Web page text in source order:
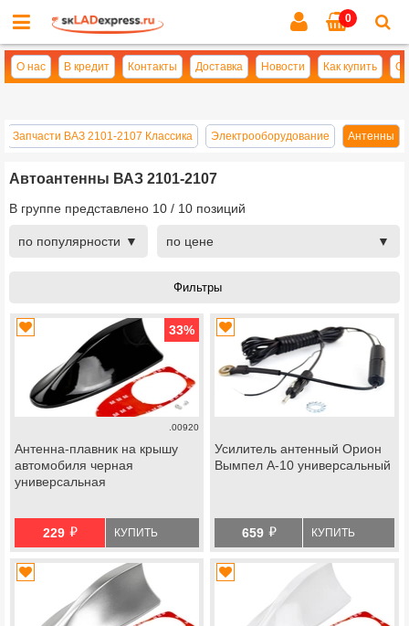
0
О нас В кредит Контакты Доставка Новости Как купить
Запчасти ВАЗ 2101-2107 Классика Электрооборудование Антенны
Автоантенны ВАЗ 2101-2107
В группе представлено 10 / 10 позиций
по популярности по цене
33%
.00920
Антенна-плавник на крышу
автомобиля черная
универсальная
229 й КУПИТЬ
Усилитель антенный Орион
Вымпел А-10 универсальный
659 й КУПИТЬ